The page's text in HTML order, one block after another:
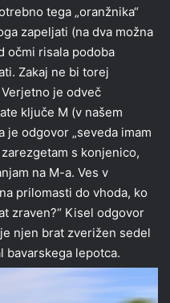
tega „oranžnika“
zapeljati (na dva možna
očmi risala podoba
Zakaj ne bi torej
je odveč
ključe M (v našem
je odgovor „seveda imam
s konjenico,
na M-a. Ves v
prilomasti do vhoda, ko
zraven?“ Kisel odgovor
njen brat zverižen sedel
bavarskega lepotca.